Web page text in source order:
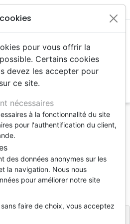
des justes 1
sentiers des justes 1
9782876571198
pour vous offrir la
Certains cookies
devez les accepter pour
ce site.
nécessaires
à la fonctionnalité du site
pour l'authentification du client,
des données anonymes sur les
la navigation. Nous nous
pour améliorer notre site
faire de choix, vous acceptez